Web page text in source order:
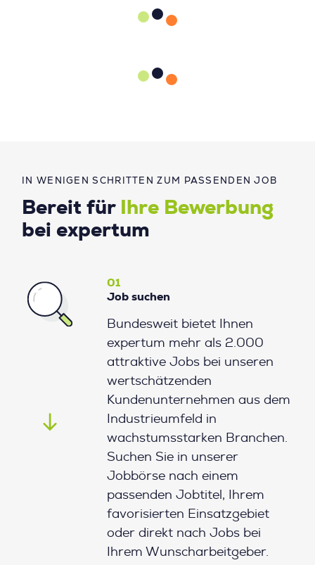
IN WENIGEN SCHRITTEN ZUM PASSENDEN JOB
Bereit für
Ihre Bewerbung
bei expertum
01
Job suchen
Bundesweit bietet Ihnen
expertum mehr als 2.000
attraktive Jobs bei unseren
wertschätzenden
Kundenunternehmen aus dem
Industrieumfeld in
wachstumsstarken Branchen.
Suchen Sie in unserer
Jobbörse nach einem
passenden Jobtitel, Ihrem
favorisierten Einsatzgebiet
oder direkt nach Jobs bei
Ihrem Wunscharbeitgeber.